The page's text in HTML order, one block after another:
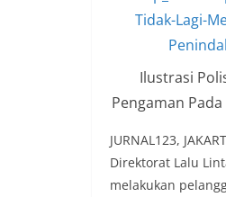
Ilustrasi
Pengaman
JURNAL123,
Direktorat Lalu
melakukan